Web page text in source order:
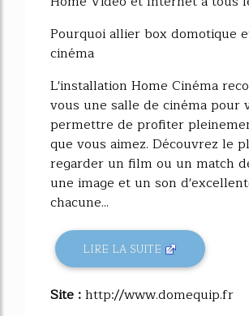
Pourquoi allier box domotique
cinéma
L'installation Home Cinéma
vous une salle de cinéma pour
permettre de profiter
que vous aimez. Découvrez le
regarder un film ou un match
une image et un son
chacune...
LIRE LA SUITE
Site :http://www.domequip.fr